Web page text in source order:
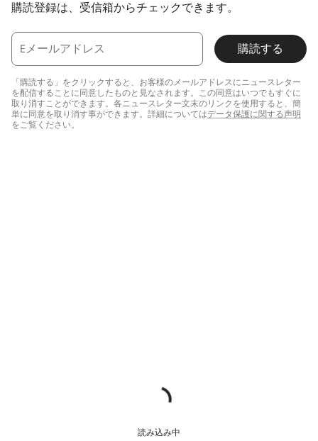
購読登録は、受信箱からチェックできます。
Eメールアドレス 購読する
「購読する」をクリックすると、お客様のメールアドレスにニュースレター
を配信することに同意したものと見なされます。この同意はいつでもすぐに
取り消すことができます。各ニュースレター文末のリンクを使用すると、簡
単に同意を取り消す事ができます。詳細についてはデータ保護に関する声明
をご覧ください。
読み込み中